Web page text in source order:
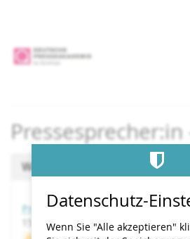
springen
Wählen Sie einen Termin aus
Pressesprecher:in - Next Level
bis
16. September 2026
Datenschutz-
Wenn Sie "Alle akzeptieren"